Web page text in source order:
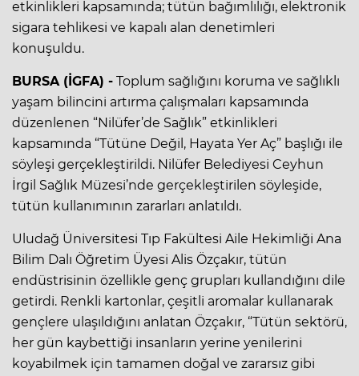
etkinlikleri kapsamında; tütün bağımlılığı, elektronik
sigara tehlikesi ve kapalı alan denetimleri
konuşuldu.
BURSA (İGFA) - Toplum sağlığını koruma ve sağlıklı
yaşam bilincini artırma çalışmaları kapsamında
düzenlenen “Nilüfer’de Sağlık” etkinlikleri
kapsamında “Tütüne Değil, Hayata Yer Aç” başlığı ile
söyleşi gerçekleştirildi. Nilüfer Belediyesi Ceyhun
İrgil Sağlık Müzesi’nde gerçekleştirilen söyleşide,
tütün kullanımının zararları anlatıldı.
Uludağ Üniversitesi Tıp Fakültesi Aile Hekimliği Ana
Bilim Dalı Öğretim Üyesi Alis Özçakır, tütün
endüstrisinin özellikle genç grupları kullandığını dile
getirdi. Renkli kartonlar, çeşitli aromalar kullanarak
gençlere ulaşıldığını anlatan Özçakır, “Tütün sektörü,
her gün kaybettiği insanların yerine yenilerini
koyabilmek için tamamen doğal ve zararsız gibi